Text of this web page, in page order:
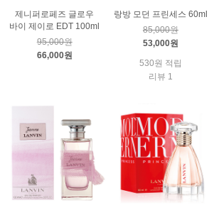
제니퍼로페즈 글로우
바이 제이로 EDT 100ml
95,000원
66,000원
랑방 모던 프린세스 60ml
85,000원
53,000원
530원 적립
리뷰 1